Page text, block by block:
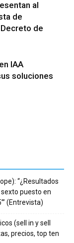
al
de
de
IAA
soluciones
“¿Resultados
puesto en
(Entrevista)
(sell in y sell
precios, top ten